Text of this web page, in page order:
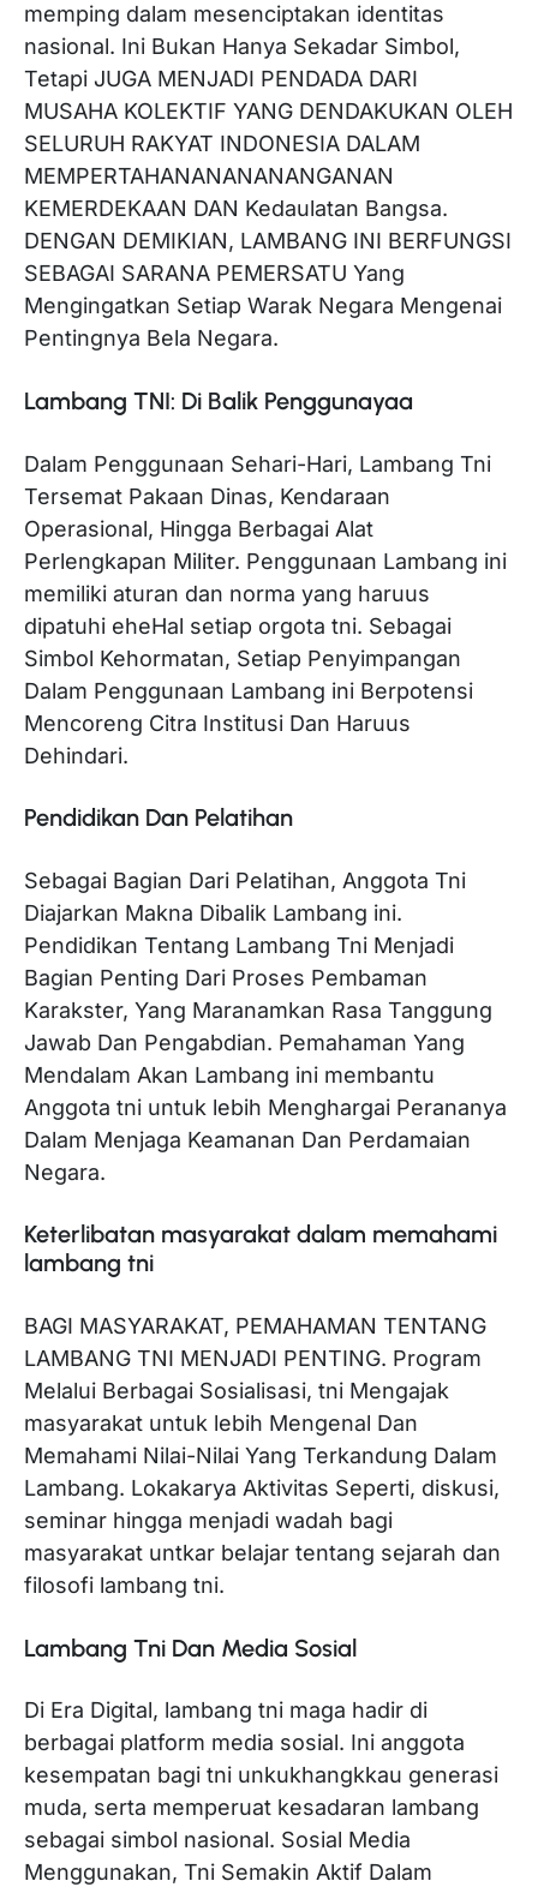
memping dalam mesenciptakan identitas
nasional. Ini Bukan Hanya Sekadar Simbol,
Tetapi JUGA MENJADI PENDADA DARI
MUSAHA KOLEKTIF YANG DENDAKUKAN OLEH
SELURUH RAKYAT INDONESIA DALAM
MEMPERTAHANANANANANGANAN
KEMERDEKAAN DAN Kedaulatan Bangsa.
DENGAN DEMIKIAN, LAMBANG INI BERFUNGSI
SEBAGAI SARANA PEMERSATU Yang
Mengingatkan Setiap Warak Negara Mengenai
Pentingnya Bela Negara.
Lambang TNI: Di Balik Penggunayaa
Dalam Penggunaan Sehari-Hari, Lambang Tni
Tersemat Pakaan Dinas, Kendaraan
Operasional, Hingga Berbagai Alat
Perlengkapan Militer. Penggunaan Lambang ini
memiliki aturan dan norma yang haruus
dipatuhi eheHal setiap orgota tni. Sebagai
Simbol Kehormatan, Setiap Penyimpangan
Dalam Penggunaan Lambang ini Berpotensi
Mencoreng Citra Institusi Dan Haruus
Dehindari.
Pendidikan Dan Pelatihan
Sebagai Bagian Dari Pelatihan, Anggota Tni
Diajarkan Makna Dibalik Lambang ini.
Pendidikan Tentang Lambang Tni Menjadi
Bagian Penting Dari Proses Pembaman
Karakster, Yang Maranamkan Rasa Tanggung
Jawab Dan Pengabdian. Pemahaman Yang
Mendalam Akan Lambang ini membantu
Anggota tni untuk lebih Menghargai Perananya
Dalam Menjaga Keamanan Dan Perdamaian
Negara.
Keterlibatan masyarakat dalam memahami
lambang tni
BAGI MASYARAKAT, PEMAHAMAN TENTANG
LAMBANG TNI MENJADI PENTING. Program
Melalui Berbagai Sosialisasi, tni Mengajak
masyarakat untuk lebih Mengenal Dan
Memahami Nilai-Nilai Yang Terkandung Dalam
Lambang. Lokakarya Aktivitas Seperti, diskusi,
seminar hingga menjadi wadah bagi
masyarakat untkar belajar tentang sejarah dan
filosofi lambang tni.
Lambang Tni Dan Media Sosial
Di Era Digital, lambang tni maga hadir di
berbagai platform media sosial. Ini anggota
kesempatan bagi tni unkukhangkkau generasi
muda, serta memperuat kesadaran lambang
sebagai simbol nasional. Sosial Media
Menggunakan, Tni Semakin Aktif Dalam